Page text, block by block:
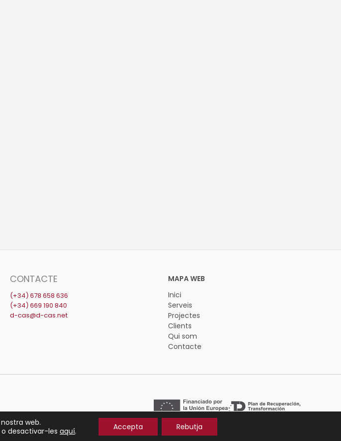
CONTACTE
(+34) 678 658 636
(+34) 669 190 840
d-cas@d-cas.net
Inici
Serveis
Projectes
Clients
Qui som
Contacte
web.
o desactivar-lesaquí. Accepta Rebutja